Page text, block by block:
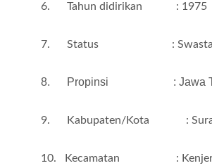
6. Tahun didirikan : 1975
7. Status :Swasta
8. Propinsi : Jawa
9. Kabupaten/Kota :
10. Kecamatan :